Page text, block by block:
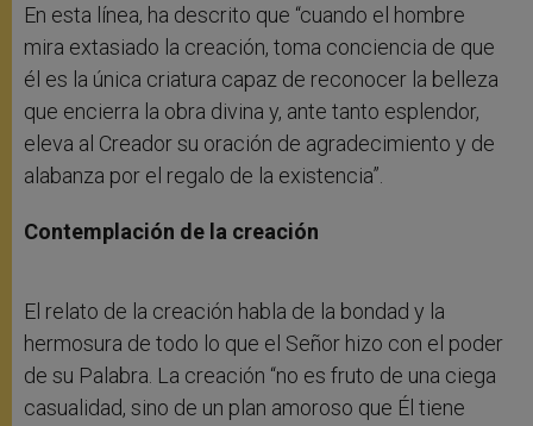
En esta línea, ha descrito que “cuando el hombre
mira extasiado la creación, toma conciencia de que
él es la única criatura capaz de reconocer la belleza
que encierra la obra divina y, ante tanto esplendor,
eleva al Creador su oración de agradecimiento y de
alabanza por el regalo de la existencia”.
Contemplación de la creación
El relato de la creación habla de la bondad y la
hermosura de todo lo que el Señor hizo con el poder
de su Palabra. La creación “no es fruto de una ciega
casualidad, sino de un plan amoroso que Él tiene